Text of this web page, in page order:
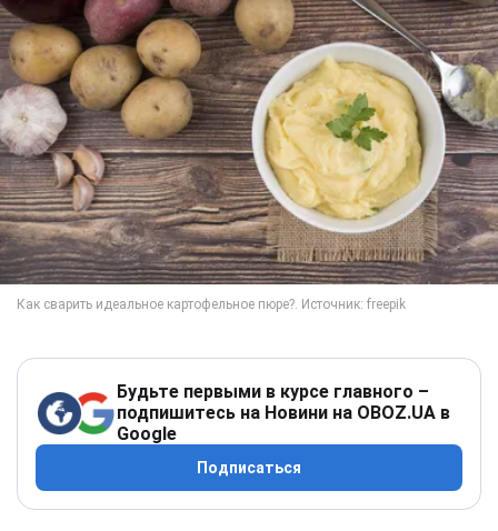
Будьте первыми в курсе главного –
подпишитесь на Новини на OBOZ.UA в
Google
Подписаться